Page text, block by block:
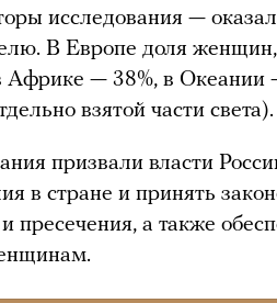
исследования —
В Европе доля
в Африке — 38%, в
взятой части света).
призвали власти
в стране и принять
пресечения, а также